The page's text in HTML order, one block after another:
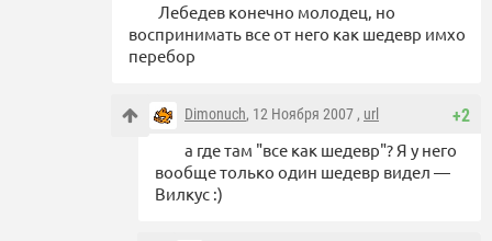
Лебедев конечно молодец, но
воспринимать все от него как шедевр имхо
перебор
+2
Dimonuch, 12 Ноября 2007 , url
а где там "все как шедевр"? Я у него
вообще только один шедевр видел —
Вилкус :)